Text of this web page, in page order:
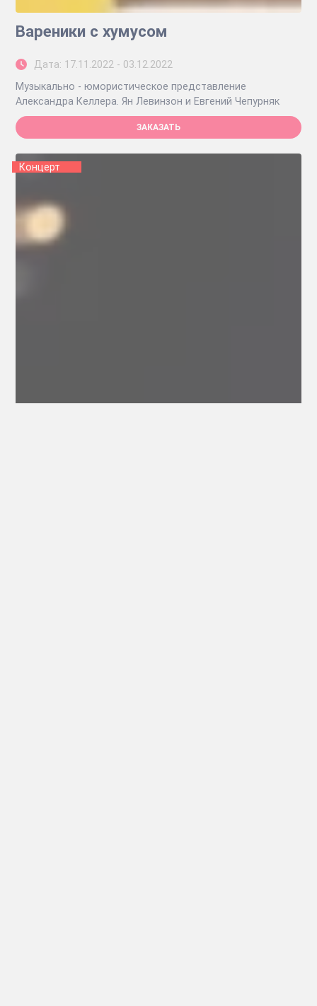
Вареники с хумусом
Дата: 17.11.2022 - 03.12.2022
Музыкально - юмористическое представление
Александра Келлера. Ян Левинзон и Евгений Чепурняк
ЗАКАЗАТЬ
Концерт